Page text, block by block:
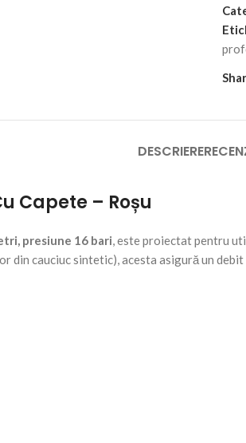
DESCRIERE
Capete – Roșu
presiune 16 bari, este proiectat pentru
din cauciuc sintetic), acesta asigură un